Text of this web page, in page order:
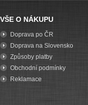
VŠE O NÁKUPU
Doprava po ČR
Doprava na Slovensko
Způsoby platby
Obchodní podmínky
Reklamace